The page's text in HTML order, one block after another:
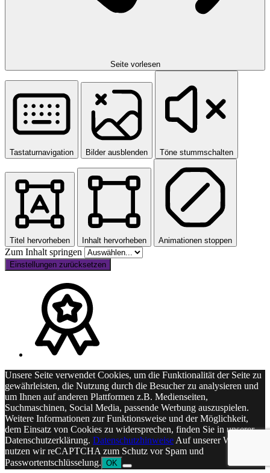
Seite vorlesen
Tastaturnavigation Bilder ausblenden Töne stummschalten
Titel hervorheben Inhalt hervorheben Animationen stoppen
Zum Inhalt springen
Einstellungen zurücksetzen
Unsere Seite verwendet Cookies, um die Funktionalität der Seite zu
gewährleisten, die Nutzung durch die Besucher zu analysieren und
um Ihnen auf anderen Plattformen z.B. Medienseiten,
Suchmaschinen, Social Media, passende Werbung auszuspielen.
Weitere Informationen zur Funktionsweise und der Möglichkeit,
dem Einsatz von Cookies zu widersprechen, finden Sie in unserer
Datenschutzerklärung. Datenschutzhinweise Auf unserer Webseite
nutzen wir reCAPTCHA zum Schutz vor Spam und
Passwortentschlüsselung. OK